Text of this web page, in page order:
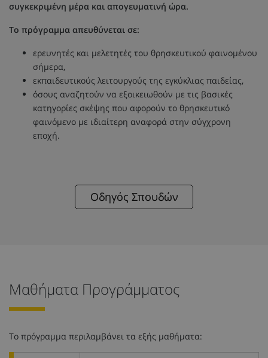
συγκεκριμένη μέρα και απογευματινή ώρα.
Το πρόγραμμα απευθύνεται σε:
ερευνητές και μελετητές του θρησκευτικού φαινομένου
σήμερα,
εκπαιδευτικούς λειτουργούς της εγκύκλιας παιδείας,
όσους αναζητούν να εξοικειωθούν με τις βασικές
κατηγορίες σκέψης που αφορούν το θρησκευτικό
φαινόμενο με ιδιαίτερη αναφορά στην σύγχρονη
εποχή.
Οδηγός Σπουδών
Μαθήματα Προγράμματος
Το πρόγραμμα περιλαμβάνει τα εξής μαθήματα: